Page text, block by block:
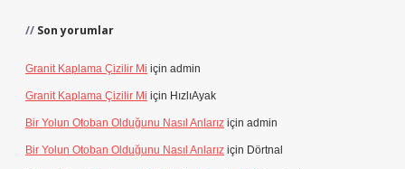
Son yorumlar
Granit Kaplama Çizilir Mi için admin
Granit Kaplama Çizilir Mi için HızlıAyak
Bir Yolun Otoban Olduğunu Nasıl Anlarız için admin
Bir Yolun Otoban Olduğunu Nasıl Anlarız için Dörtnal